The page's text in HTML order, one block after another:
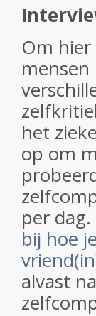
Om
het
op om
per
bij hoe
alvast